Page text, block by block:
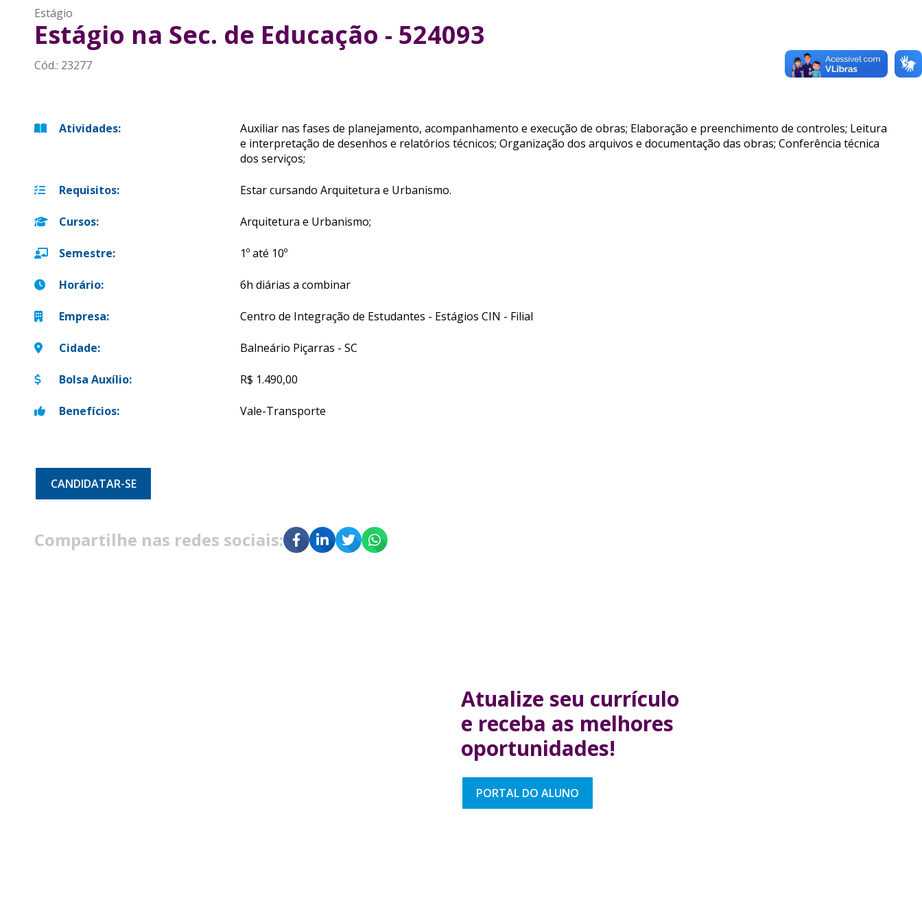
Estágio
Estágio na Sec. de Educação - 524093
Cód.: 23277
Atividades:
Auxiliar nas fases de planejamento, acompanhamento e execução de obras; Elaboração e preenchimento de controles; Leitura
e interpretação de desenhos e relatórios técnicos; Organização dos arquivos e documentação das obras; Conferência técnica
dos serviços;
Requisitos: Estar cursando Arquitetura e Urbanismo.
Cursos: Arquitetura e Urbanismo;
Semestre: 1º até 10º
Horário: 6h diárias a combinar
Empresa: Centro de Integração de Estudantes - Estágios CIN - Filial
Cidade: Balneário Piçarras - SC
Bolsa Auxílio: R$ 1.490,00
Benefícios: Vale-Transporte
CANDIDATAR-SE
Compartilhe nas redes sociais:
Atualize seu currículo
e receba as melhores
oportunidades!
PORTAL DO ALUNO